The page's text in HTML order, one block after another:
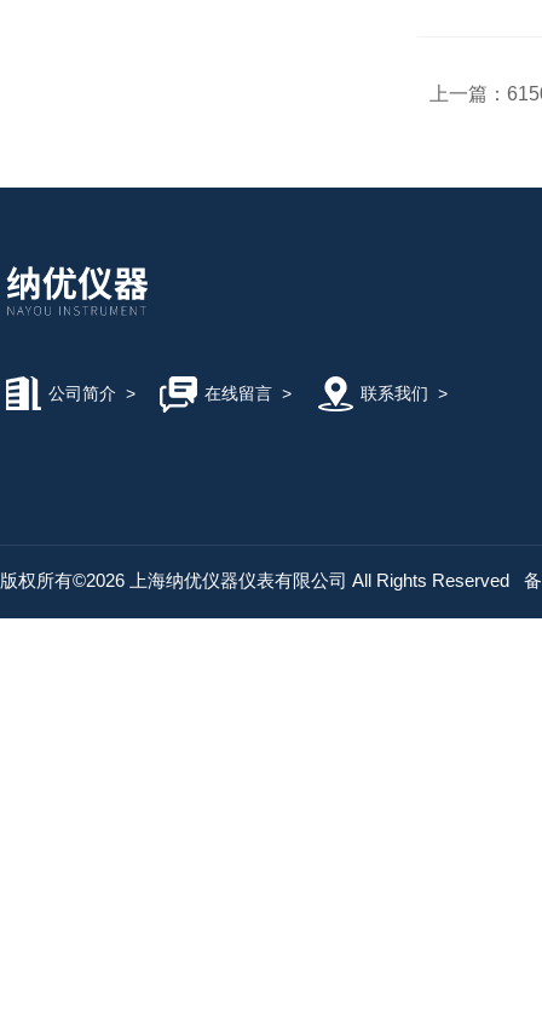
上一篇：
公司简介 > 在线留言> 联系我们 >
版权所有©2026 上海纳优仪器仪表有限公司 All Rights Reserved